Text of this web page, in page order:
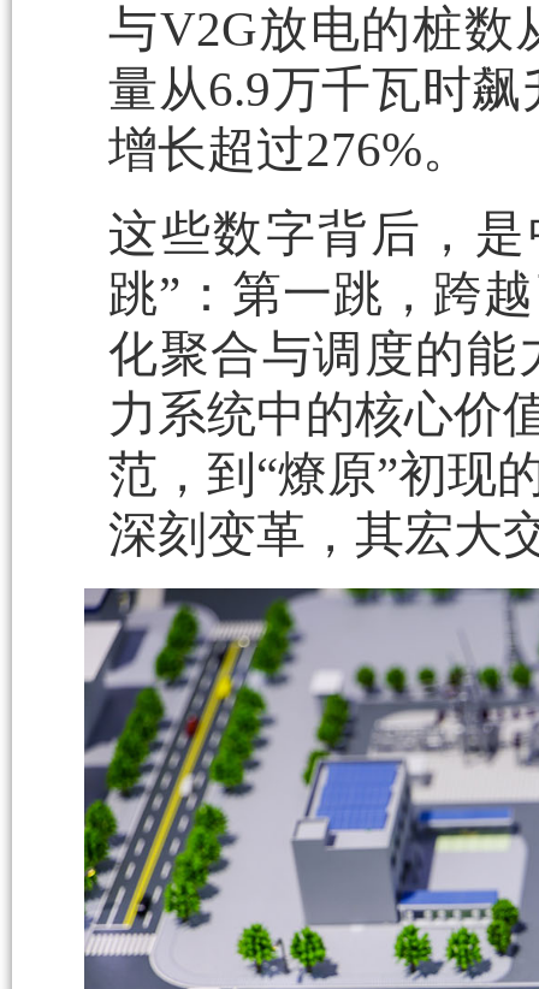
与V2G放电的桩数
量从6.9万千瓦时
增长超过276%。
这些数字背后，
跳”：第一跳，跨
化聚合与调度的能
力系统中的核心价
范，到“燎原”初现
深刻变革，其宏大